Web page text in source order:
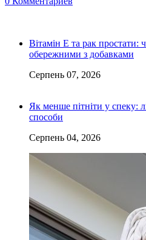
Вітамін Е та рак простати:
обережними з добавками
Серпень 07, 2026
Як менше пітніти у спеку:
способи
Серпень 04, 2026